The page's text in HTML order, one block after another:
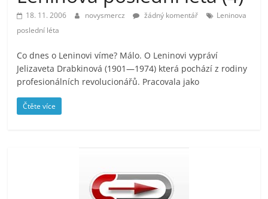
18. 11. 2006 novysmercz žádný komentář
Leninova
poslední léta
Co dnes o Leninovi víme? Málo. O Leninovi vypráví
Jelizaveta Drabkinová (1901—1974) která pochází z rodiny
profesionálních revolucionářů. Pracovala jako
Čtěte více